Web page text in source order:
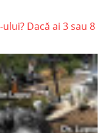
ului? Dacă ai 3 sau 8